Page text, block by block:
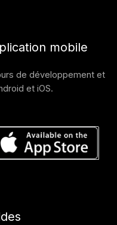
mobile
de développement et
et iOS.